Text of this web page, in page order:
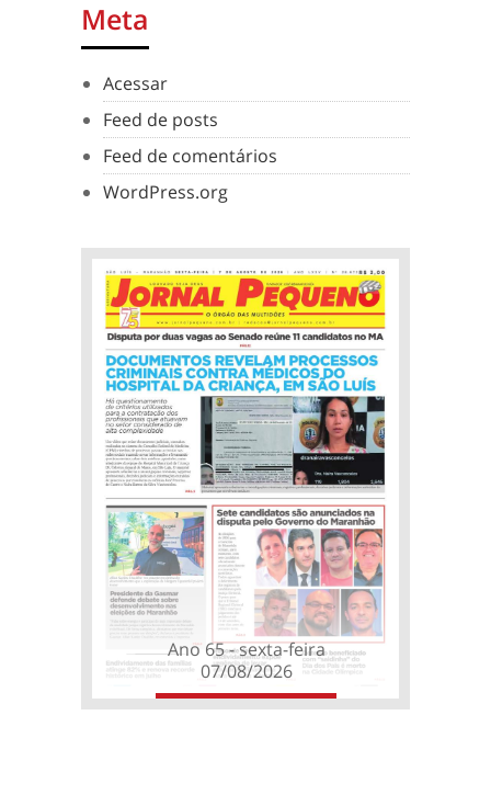
Meta
Acessar
Feed de posts
Feed de comentários
WordPress.org
Ano 65 - sexta-feira
07/08/2026